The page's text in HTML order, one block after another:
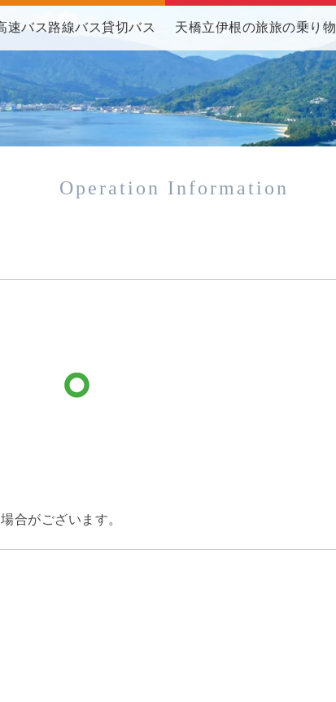
速バス路線バス貸切バス 天橋立伊根の旅旅の乗り物
Operation Information
合がございます。